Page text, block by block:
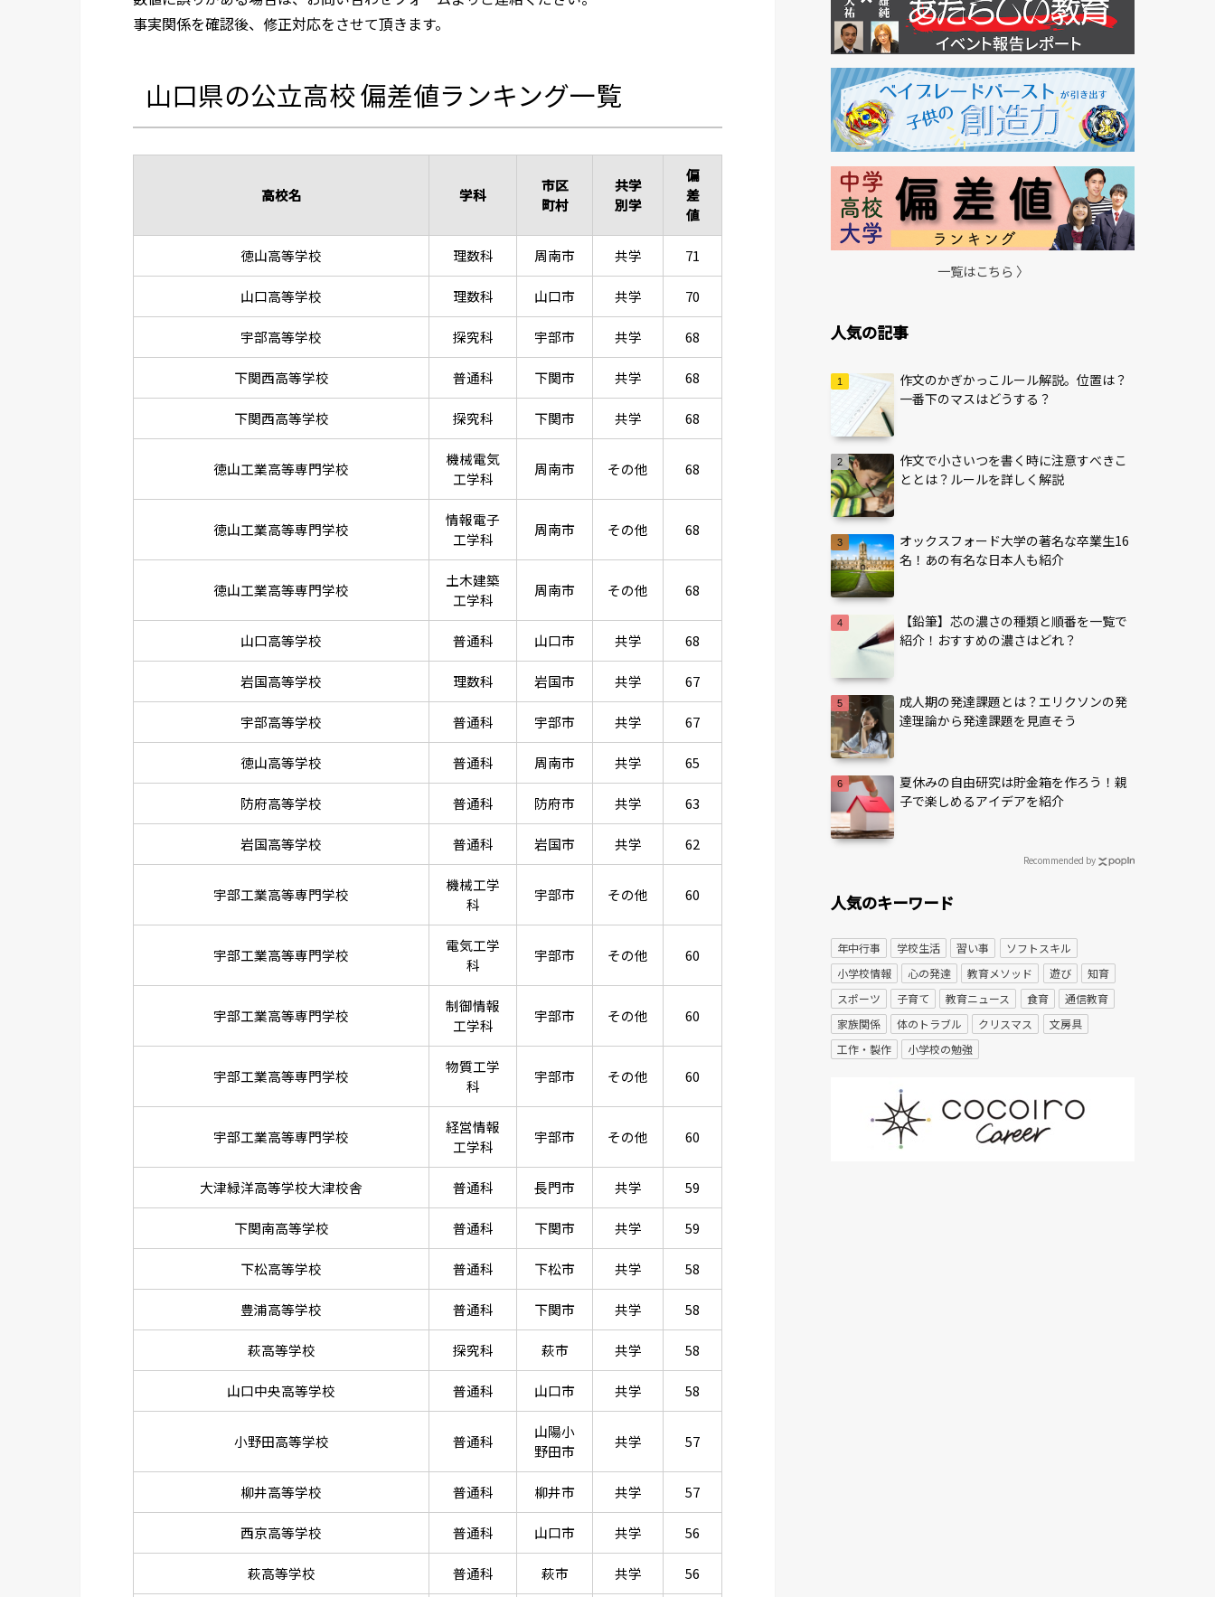
事実関係を確認後、修正対応をさせて頂きます。
山口県の公立高校 偏差値ランキング一覧
高校名 学科
市区
町村
共学
別学
偏
差
値
徳山高等学校 理数科 周南市 共学 71
山口高等学校 理数科 山口市 共学 70
宇部高等学校 探究科 宇部市 共学 68
下関西高等学校 普通科 下関市 共学 68
下関西高等学校 探究科 下関市 共学 68
徳山工業高等専門学校
機械電気
工学科
周南市 その他 68
徳山工業高等専門学校
情報電子
工学科
周南市 その他 68
徳山工業高等専門学校
土木建築
工学科
周南市 その他 68
山口高等学校 普通科 山口市 共学 68
岩国高等学校 理数科 岩国市 共学 67
宇部高等学校 普通科 宇部市 共学 67
徳山高等学校 普通科 周南市 共学 65
防府高等学校 普通科 防府市 共学 63
岩国高等学校 普通科 岩国市 共学 62
宇部工業高等専門学校
機械工学
科
宇部市 その他 60
宇部工業高等専門学校
電気工学
科
宇部市 その他 60
宇部工業高等専門学校
制御情報
工学科
宇部市 その他 60
宇部工業高等専門学校
物質工学
科
宇部市 その他 60
宇部工業高等専門学校
経営情報
工学科
宇部市 その他 60
大津緑洋高等学校大津校舎 普通科 長門市 共学 59
下関南高等学校 普通科 下関市 共学 59
下松高等学校 普通科 下松市 共学 58
豊浦高等学校 普通科 下関市 共学 58
萩高等学校 探究科 萩市 共学 58
山口中央高等学校 普通科 山口市 共学 58
小野田高等学校 普通科
山陽小
野田市
共学 57
柳井高等学校 普通科 柳井市 共学 57
西京高等学校 普通科 山口市 共学 56
萩高等学校 普通科 萩市 共学 56
一覧はこちら 〉
人気の記事
作文のかぎかっこルール解説。位置は？
一番下のマスはどうする？
作文で小さいつを書く時に注意すべきこ
ととは？ルールを詳しく解説
オックスフォード大学の著名な卒業生16
名！あの有名な日本人も紹介
【鉛筆】芯の濃さの種類と順番を一覧で
紹介！おすすめの濃さはどれ？
成人期の発達課題とは？エリクソンの発
達理論から発達課題を見直そう
夏休みの自由研究は貯金箱を作ろう！親
子で楽しめるアイデアを紹介
Recommended by
人気のキーワード
年中行事 学校生活 習い事
ソフトスキル
小学校情報
心の発達 教育メソッド 遊び
知育
スポーツ
子育て 教育ニュース 食育
通信教育
家族関係
体のトラブル クリスマス
文房具
工作・製作
小学校の勉強